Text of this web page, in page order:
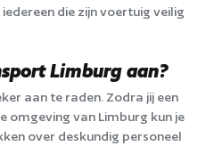
die zijn voertuig veilig
Limburg aan?
aan te raden. Zodra jij een
omgeving van Limburg kun je
over deskundig personeel